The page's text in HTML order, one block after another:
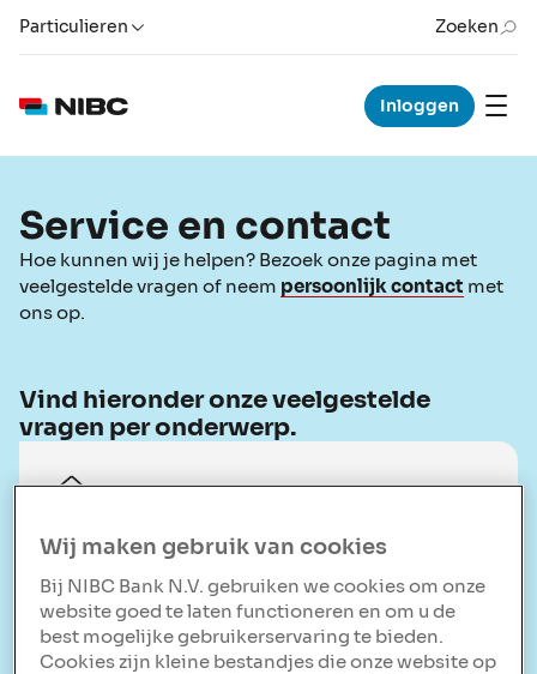
Particulieren Zoeken
Inloggen
Service en contact
Hoe kunnen wij je helpen? Bezoek onze pagina met
veelgestelde vragen of neem persoonlijk contact met
ons op.
Vind hieronder onze veelgestelde
vragen per onderwerp.
Hypotheken
Bekijk alle vragen
Wij maken gebruik van cookies
Bij NIBC Bank N.V. gebruiken we cookies om onze
website goed te laten functioneren en om u de
best mogelijke gebruikerservaring te bieden.
Cookies zijn kleine bestandjes die onze website op